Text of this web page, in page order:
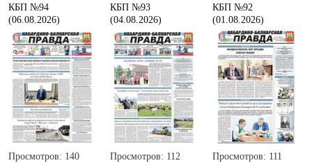
КБП №94
(06.08.2026)
Просмотров: 140
КБП №93
(04.08.2026)
Просмотров: 112
КБП №92
(01.08.2026)
Просмотров: 111